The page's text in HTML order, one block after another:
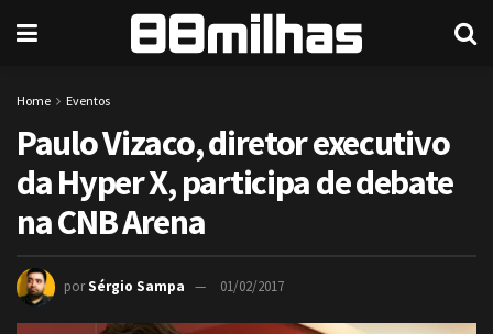
Home Eventos
Paulo Vizaco, diretor executivo
da Hyper X, participa de debate
na CNB Arena
porSérgio Sampa 01/02/2017